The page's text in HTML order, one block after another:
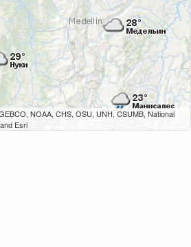
NOAA, CHS, OSU, UNH, CSUMB, National
Esri